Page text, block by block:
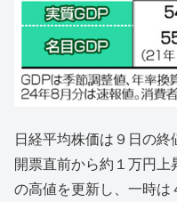
日経平均株価は９日の
開票直前から約１万円
の高値を更新し、一時は